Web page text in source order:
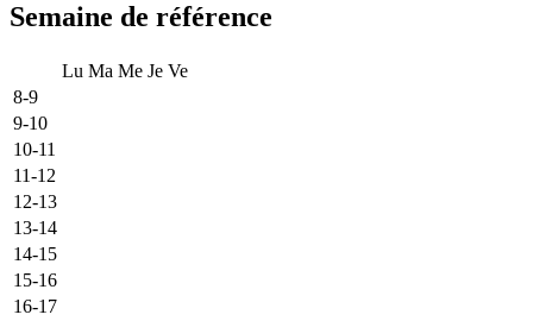
Semaine de référence
Lu Ma Me Je Ve
8-9
9-10
10-11
11-12
12-13
13-14
14-15
15-16
16-17